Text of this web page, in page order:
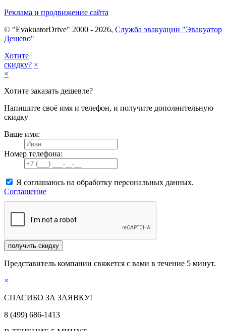
Реклама и продвижение сайта
© "EvakuatorDrive" 2000 - 2026, Служба эвакуации "Эвакуатор
Дешево"
Хотите
скидку? ×
×
Хотите заказать дешевле?
Напишите своё имя и телефон, и получите дополнительную
скидку
Ваше имя:
Номер телефона:
Я соглашаюсь на обработку персональных данных.
Соглашение
получить скидку
Представитель компании свяжется с вами в течение 5 минут.
×
СПАСИБО ЗА ЗАЯВКУ!
8 (499) 686-1413